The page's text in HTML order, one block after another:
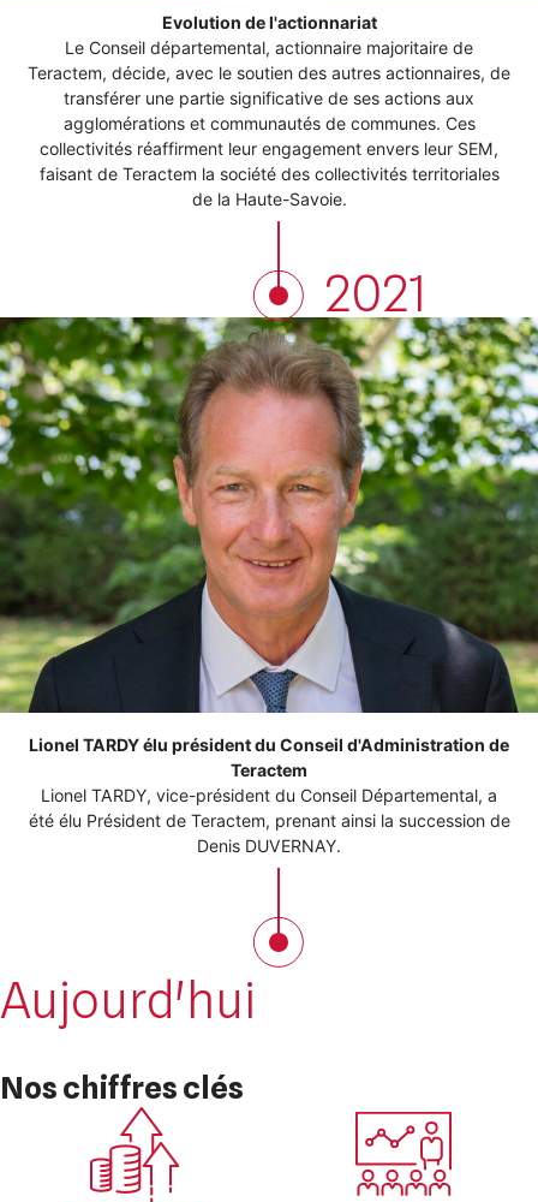
Evolution de l'actionnariat
Le Conseil départemental, actionnaire majoritaire de
Teractem, décide, avec le soutien des autres actionnaires, de
transférer une partie significative de ses actions aux
agglomérations et communautés de communes. Ces
collectivités réaffirment leur engagement envers leur SEM,
faisant de Teractem la société des collectivités territoriales
de la Haute-Savoie.
Lionel TARDY élu président du Conseil d'Administration de
Teractem
Lionel TARDY, vice-président du Conseil Départemental, a
été élu Président de Teractem, prenant ainsi la succession de
Denis DUVERNAY.
2021
Aujourd'hui
Nos chiffres clés